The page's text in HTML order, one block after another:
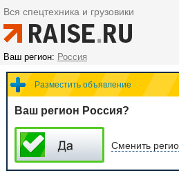
Вся спецтехника и грузовики
Ваш регион: Россия
Разместить объявление
Ваш регион Россия?
Сменить